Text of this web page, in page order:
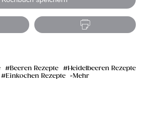
Beeren Rezepte
Heidelbeeren Rezepte
Einkochen Rezepte Mehr